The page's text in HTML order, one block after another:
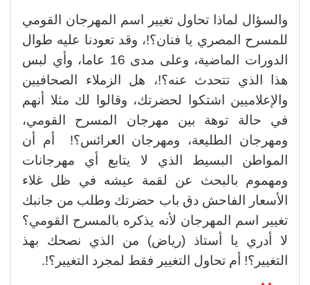
والسؤال لماذا تحاول تغيير اسم المهرجان القومي
للمسرح المصري يا فنان؟!، وقد تعودنا عليه طوال
الدورات الماضية، وعلى مدى 16 عاما، وأي لبس
هذا الذي تتحدث عنه؟!، هل الزملاء الصحافيين
والإعلاميين اشتكوا لحضرتك، وقالوا لك مثلا أنهم
في حالة توهة بين مهرجان المسرح القومي،
ومهرجان الطليعة، ومهرجان العرائس؟! أم أن
المواطن البسيط الذي لا يتابع أي مهرجانات
ومهموم بالبحث عن لقمة عيشه في ظل غلاء
الأسعار الفاحش دق باب حضرتك وطلب من جانبك
تغيير اسم المهرجان لأنه يذكره بالمسرح القومي؟
لا أدري يا أستاذ (رياض) من الذي نصحك بهذ
التغيير؟! أم تحاول التغيير فقط لمجرد التغيير؟!.